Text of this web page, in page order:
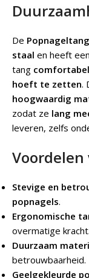
De Popnageltang
staal en heeft
tang comfortabel
hoeft te zetten.
hoogwaardig
zodat ze lang
leveren, zelfs
Stevige en
popnagels.
Ergonomische
overmatige kracht.
Duurzaam
betrouwbaarheid.
Geelgekleurde